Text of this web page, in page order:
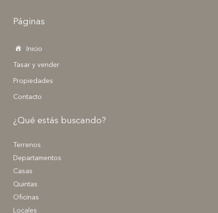
Páginas
Inicio
Tasar y vender
Propiedades
Contacto
¿Qué estás buscando?
Terrenos
Departamentos
Casas
Quintas
Oficinas
Locales